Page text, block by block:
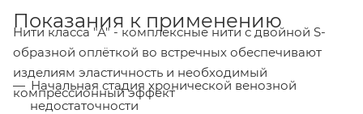
Нити класса "А" - комплексные нити с двойной S-
образной оплёткой во встречных обеспечивают
изделиям эластичность и необходимый
компрессионный эффект
Показания к применению
Начальная стадия хронической венозной
недостаточности